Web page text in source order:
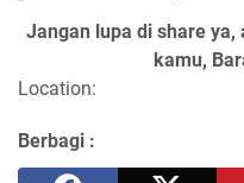
Jangan lupa di share
kamu,
Location:
Berbagi :